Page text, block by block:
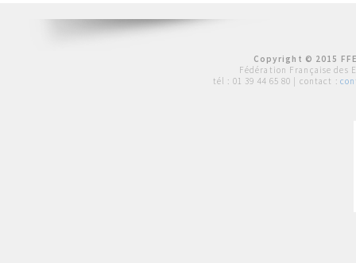
Copyright © 2015
Fédération Française des
tél : 01 39 44 65 80 | contact :